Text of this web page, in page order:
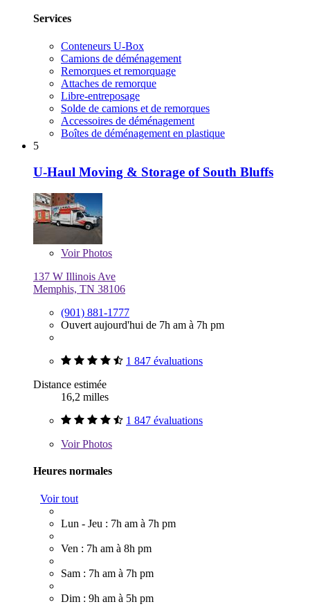
Services
Conteneurs U-Box
Camions de déménagement
Remorques et remorquage
Attaches de remorque
Libre-entreposage
Solde de camions et de remorques
Accessoires de déménagement
Boîtes de déménagement en plastique
5
U-Haul Moving & Storage of South Bluffs
VoirPhotos
137 W Illinois Ave
Memphis, TN 38106
(901) 881-1777
Ouvert aujourd'hui de 7h am à 7h pm
1 847 évaluations
Distance estimée
16,2 milles
1 847 évaluations
VoirPhotos
Heures normales
Voir tout
Lun - Jeu : 7h am à 7h pm
Ven : 7h am à 8h pm
Sam : 7h am à 7h pm
Dim : 9h am à 5h pm